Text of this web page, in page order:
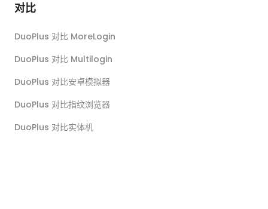
对比
DuoPlus 对比 MoreLogin
DuoPlus 对比 Multilogin
DuoPlus 对比安卓模拟器
DuoPlus 对比指纹浏览器
DuoPlus 对比实体机